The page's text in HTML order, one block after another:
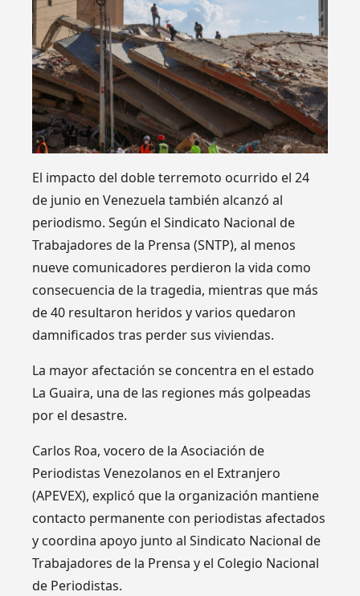
El impacto del doble terremoto ocurrido el 24
de junio en Venezuela también alcanzó al
periodismo. Según el Sindicato Nacional de
Trabajadores de la Prensa (SNTP), al menos
nueve comunicadores perdieron la vida como
consecuencia de la tragedia, mientras que más
de 40 resultaron heridos y varios quedaron
damnificados tras perder sus viviendas.
La mayor afectación se concentra en el estado
La Guaira, una de las regiones más golpeadas
por el desastre.
Carlos Roa, vocero de la Asociación de
Periodistas Venezolanos en el Extranjero
(APEVEX), explicó que la organización mantiene
contacto permanente con periodistas afectados
y coordina apoyo junto al Sindicato Nacional de
Trabajadores de la Prensa y el Colegio Nacional
de Periodistas.